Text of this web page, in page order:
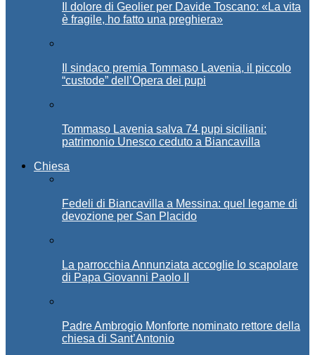
Il dolore di Geolier per Davide Toscano: «La vita
è fragile, ho fatto una preghiera»
Il sindaco premia Tommaso Lavenia, il piccolo
“custode” dell’Opera dei pupi
Tommaso Lavenia salva 74 pupi siciliani:
patrimonio Unesco ceduto a Biancavilla
Chiesa
Fedeli di Biancavilla a Messina: quel legame di
devozione per San Placido
La parrocchia Annunziata accoglie lo scapolare
di Papa Giovanni Paolo II
Padre Ambrogio Monforte nominato rettore della
chiesa di Sant’Antonio